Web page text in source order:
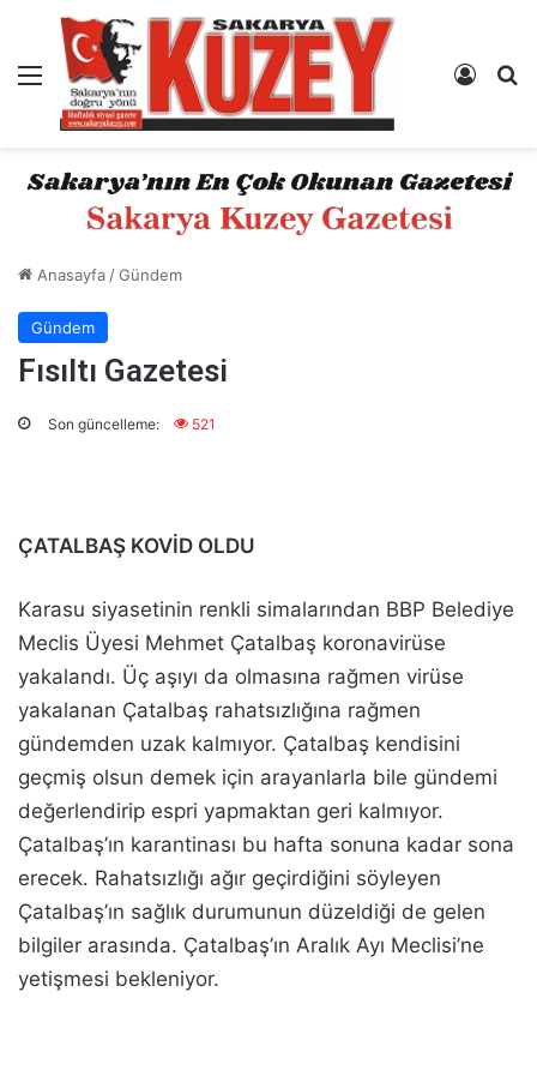
Menü Kayıt
Anasayfa/Gündem
Gündem
Fısıltı Gazetesi
Son güncelleme: 521
ÇATALBAŞ KOVİD OLDU
Karasu siyasetinin renkli simalarından BBP Belediye
Meclis Üyesi Mehmet Çatalbaş koronavirüse
yakalandı. Üç aşıyı da olmasına rağmen virüse
yakalanan Çatalbaş rahatsızlığına rağmen
gündemden uzak kalmıyor. Çatalbaş kendisini
geçmiş olsun demek için arayanlarla bile gündemi
değerlendirip espri yapmaktan geri kalmıyor.
Çatalbaş’ın karantinası bu hafta sonuna kadar sona
erecek. Rahatsızlığı ağır geçirdiğini söyleyen
Çatalbaş’ın sağlık durumunun düzeldiği de gelen
bilgiler arasında. Çatalbaş’ın Aralık Ayı Meclisi’ne
yetişmesi bekleniyor.